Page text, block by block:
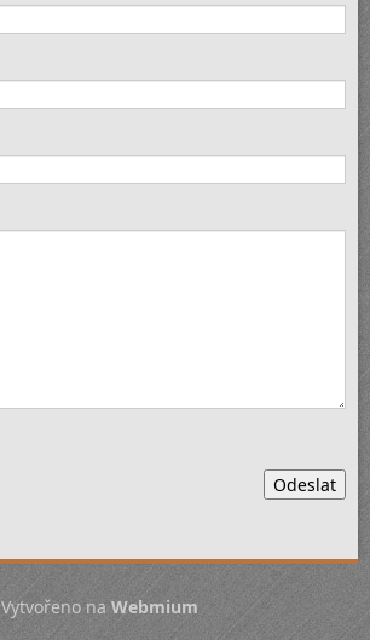
Vytvořeno na Webmium